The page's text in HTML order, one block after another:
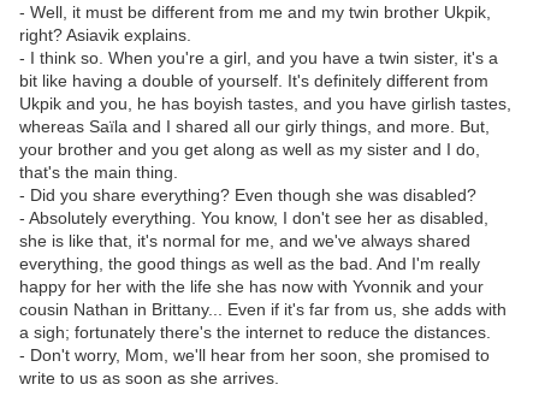
- Well, it must be different from me and my twin brother Ukpik,
right? Asiavik explains.
- I think so. When you're a girl, and you have a twin sister, it's a
bit like having a double of yourself. It's definitely different from
Ukpik and you, he has boyish tastes, and you have girlish tastes,
whereas Saïla and I shared all our girly things, and more. But,
your brother and you get along as well as my sister and I do,
that's the main thing.
- Did you share everything? Even though she was disabled?
- Absolutely everything. You know, I don't see her as disabled,
she is like that, it's normal for me, and we've always shared
everything, the good things as well as the bad. And I'm really
happy for her with the life she has now with Yvonnik and your
cousin Nathan in Brittany... Even if it's far from us, she adds with
a sigh; fortunately there's the internet to reduce the distances.
- Don't worry, Mom, we'll hear from her soon, she promised to
write to us as soon as she arrives.